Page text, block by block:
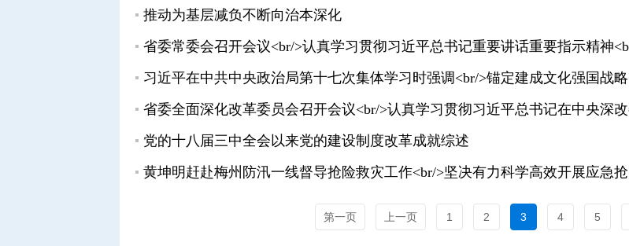
推动为基层减负不断向治本深化
党的十八届三中全会以来党的建设制度改革成就综述
第一页 上一页 1 2 3 4 5